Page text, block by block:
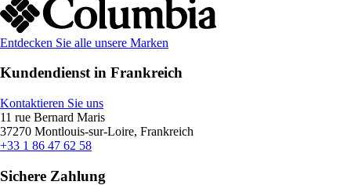
Entdecken Sie alle unsere Marken
Kundendienst in Frankreich
Kontaktieren Sie uns
11 rue Bernard Maris
37270 Montlouis-sur-Loire, Frankreich
+33 1 86 47 62 58
Sichere Zahlung